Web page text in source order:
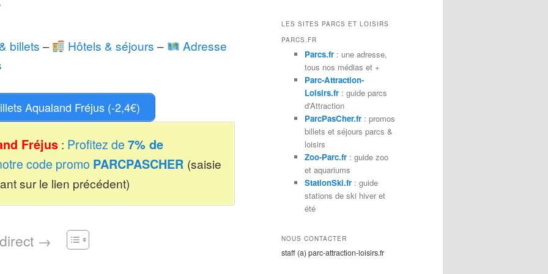
billets – Hôtels & séjours –
Adresse
Aqualand Fréjus (-2,4€)
Fréjus: Profitez de 7% de
code promo PARCPASCHER (saisie
sur le lien précédent)
→
h
e
LES SITES PARCS ET LOISIRS
PARCS.FR
Parcs.fr: une adresse,
tous nos médias et +
Parc-Attraction-
Loisirs.fr: guide parcs
d'Attraction
ParcPasCher.fr: promos
billets et séjours parcs &
loisirs
Zoo-Parc.fr: guide zoo
et aquariums
StationSki.fr: guide
stations de ski hiver et
été
NOUS CONTACTER
staff (a) parc-attraction-loisirs.fr